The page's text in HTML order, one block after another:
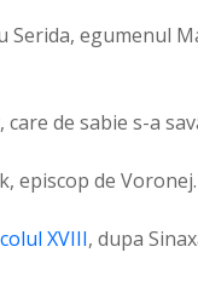
egumenul
de sabie s-a
episcop de Voronej.
XVIII, dupa